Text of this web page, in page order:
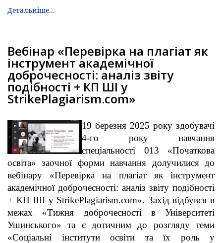
Детальніше...
Вебінар «Перевірка на плагіат як
інструмент академічної
доброчесності: аналіз звіту
подібності + КП ШІ у
StrikePlagiarism.com»
19 березня 2025 року здобувачі
4-го року навчання
спеціальності 013 «Початкова
освіта» заочної форми навчання долучилися до
вебінару «Перевірка на плагіат як інструмент
академічної доброчесності: аналіз звіту подібності
+ КП ШІ у StrikePlagiarism.com». Захід відбувся в
межах «Тижня доброчесності в Університеті
Ушинського» та є дотичним до розгляду теми
«Соціальні інститути освіти та їх роль у